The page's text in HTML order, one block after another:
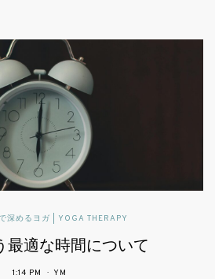
読んで深めるヨガ | YOGA THERAPY
可動域と柔軟性とヨガ
2:43 PM